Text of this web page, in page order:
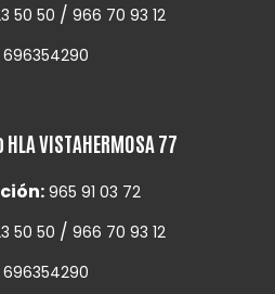
50 50 / 966 70 93 12
VISTAHERMOSA 77
965 91 03 72
50 50 / 966 70 93 12